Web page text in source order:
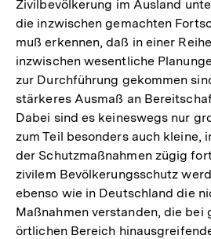
Zivilbevölkerung im Ausland
die inzwischen gemachten
muß erkennen, daß in einer
inzwischen wesentliche
zur Durchführung gekommen
stärkeres Ausmaß an
Dabei sind es keineswegs nur
zum Teil besonders auch kleine,
der Schutzmaßnahmen zügig
zivilem Bevölkerungsschutz
ebenso wie in Deutschland die
Maßnahmen verstanden, die bei
örtlichen Bereich